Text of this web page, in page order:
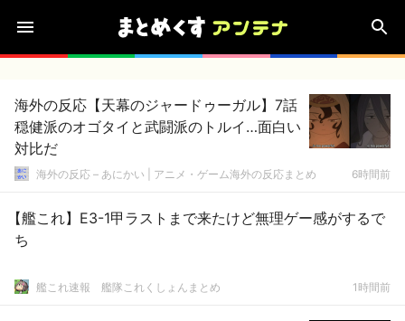
海外の反応【天幕のジャードゥーガル】7話
穏健派のオゴタイと武闘派のトルイ…面白い
対比だ
海外の反応 – あにかい | アニメ・ゲーム海外の反応まとめ 6時間前
【艦これ】E3-1甲ラストまで来たけど無理ゲー感がするで
ち
艦これ速報 艦隊これくしょんまとめ 1時間前